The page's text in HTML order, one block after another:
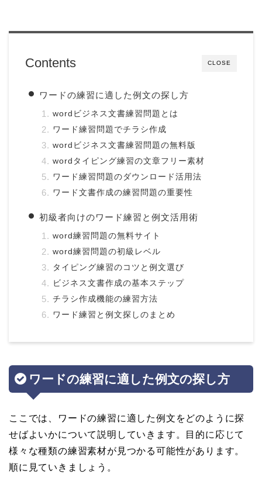
CLOSE
Contents
ワードの練習に適した例文の探し方
wordビジネス文書練習問題とは
ワード練習問題でチラシ作成
wordビジネス文書練習問題の無料版
wordタイピング練習の文章フリー素材
ワード練習問題のダウンロード活用法
ワード文書作成の練習問題の重要性
初級者向けのワード練習と例文活用術
word練習問題の無料サイト
word練習問題の初級レベル
タイピング練習のコツと例文選び
ビジネス文書作成の基本ステップ
チラシ作成機能の練習方法
ワード練習と例文探しのまとめ
ワードの練習に適した例文の探し方
ここでは、ワードの練習に適した例文をどのように探
せばよいかについて説明していきます。目的に応じて
様々な種類の練習素材が見つかる可能性があります。
順に見ていきましょう。